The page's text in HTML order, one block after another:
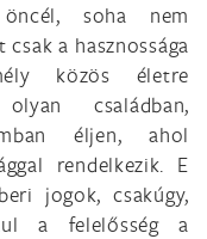
soha nem
csak a hasznossága
közös életre
családban,
éljen, ahol
rendelkezik. E
jogok, csakúgy,
a felelősség a